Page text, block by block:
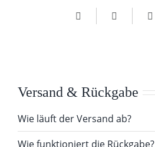
Versand & Rückgabe
Wie läuft der Versand ab?
Wie funktioniert die Rückgabe?